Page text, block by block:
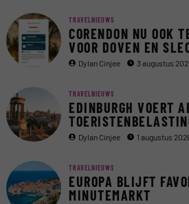
TRAVELNIEUWS
CORENDON NU OOK
VOOR DOVEN EN
Dylan Cinjee 3 augustus
TRAVELNIEUWS
EDINBURGH VOERT
Dylan Cinjee 1 augustus
TRAVELNIEUWS
EUROPA BLIJFT
MINUTEMARKT